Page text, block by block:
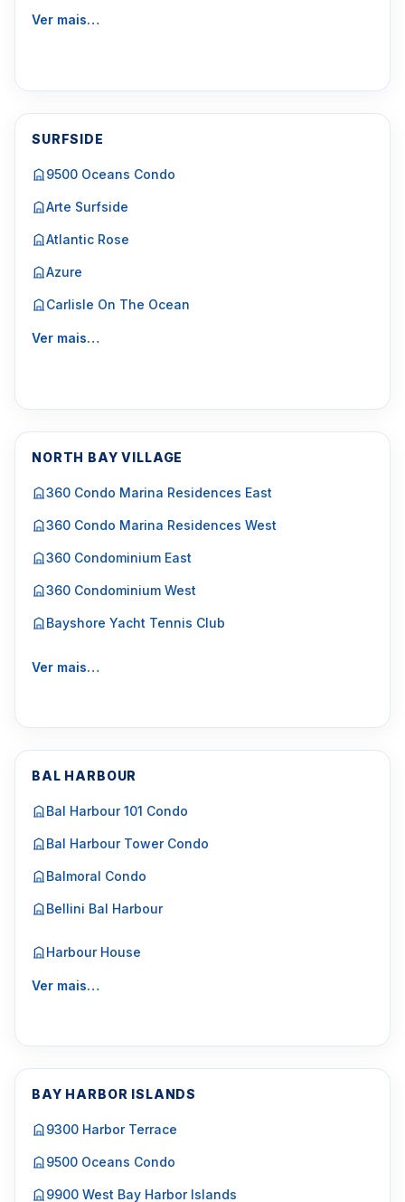
Ver mais…
SURFSIDE
9500 Oceans Condo
Arte Surfside
Atlantic Rose
Azure
Carlisle On The Ocean
Ver mais…
NORTH BAY VILLAGE
360 Condo Marina Residences East
360 Condo Marina Residences West
360 Condominium East
360 Condominium West
Bayshore Yacht Tennis Club
Ver mais…
BAL HARBOUR
Bal Harbour 101 Condo
Bal Harbour Tower Condo
Balmoral Condo
Bellini Bal Harbour
Harbour House
Ver mais…
BAY HARBOR ISLANDS
9300 Harbor Terrace
9500 Oceans Condo
9900 West Bay Harbor Islands